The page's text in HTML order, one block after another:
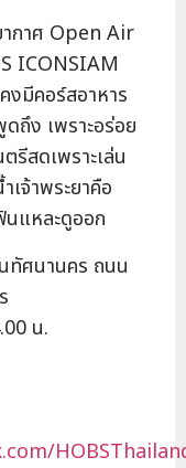
ากาศ Open Air
ICONSIAM
งมีคอร์สอาหาร
ถึง เพราะอร่อย
รีสดเพราะเล่น
เจ้าพระยาคือ
นแหละดูออก
ทัศนานคร ถนน
น.